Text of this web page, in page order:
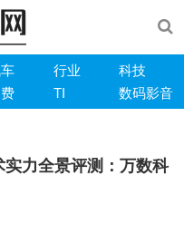
行业
科技
TI 数码影音
力全景评测：万数科